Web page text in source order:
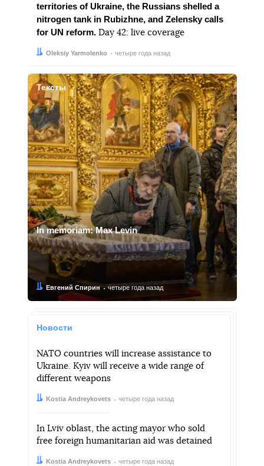
territories of Ukraine, the Russians shelled a
nitrogen tank in Rubizhne, and Zelensky calls
for UN reform. Day 42: live coverage
Автор:
Oleksiy Yarmolenko
Дата: четыре года назад
Тексты
In memoriam: Max Levin
Автор:Евгений Спирин
Дата: четыре года назад
Новости
NATO countries will increase assistance to
Ukraine. Kyiv will receive a wide range of
different weapons
Автор:Kostia Andreykovets
Дата: четыре года назад
In Lviv oblast, the acting mayor who sold
free foreign humanitarian aid was detained
Автор:Kostia Andreykovets
Дата: четыре года назад